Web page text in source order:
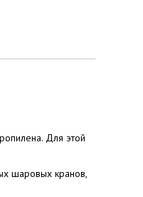
Для этой
шаровых кранов,